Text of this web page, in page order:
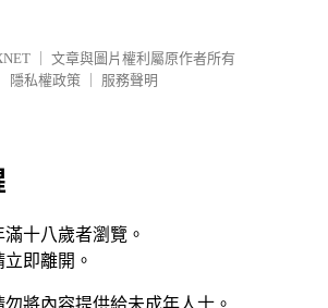
文章與圖片權利屬原作者所有
隱私權政策
服務聲明
十八歲者瀏覽。
即離開。
將內容提供給未成年人士。